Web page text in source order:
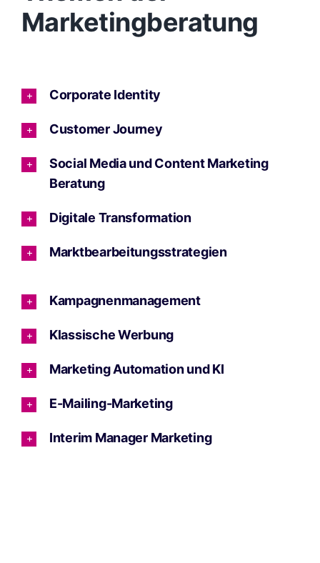
Marketingberatung
Corporate Identity
Customer Journey
Social Media und Content Marketing
Beratung
Digitale Transformation
Marktbearbeitungsstrategien
Kampagnenmanagement
Klassische Werbung
Marketing Automation und KI
E-Mailing-Marketing
Interim Manager Marketing